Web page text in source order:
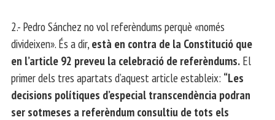
2.- Pedro Sánchez no vol referèndums perquè «només
divideixen». És a dir, està en contra de la Constitució que
en l’article 92 preveu la celebració de referèndums. El
primer dels tres apartats d’aquest article estableix: “Les
decisions polítiques d’especial transcendència podran
ser sotmeses a referèndum consultiu de tots els